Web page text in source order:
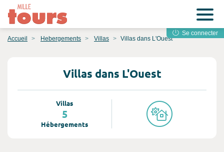
Se connecter
Accueil Hebergements Villas Villas dans L'Ouest
Villas dans L'Ouest
Villas
5
Hébergements